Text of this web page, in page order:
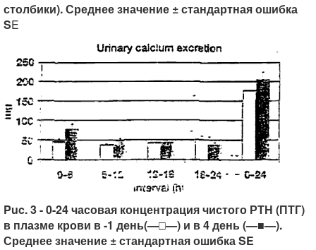
столбики). Среднее значение ± стандартная ошибка
SE
Puc. 3 - 0-24 часовая концентрация чистого РТН (ПТГ)
в плазме крови в -1 день(—□—) и в 4 день (—■—).
Среднее значение ± стандартная ошибка SE